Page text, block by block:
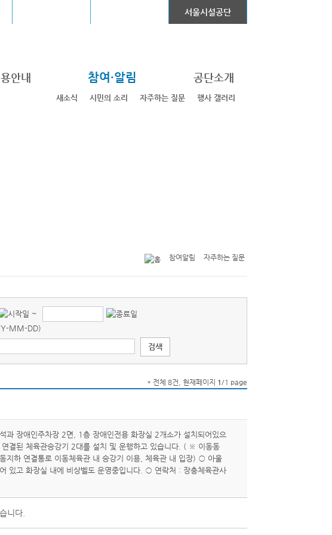
서울시설공단
안내 참여·알림
새소식 시민의 소리 자주하는 질문 행사 갤러리
공단소개
참여알림 자주하는 질문
~
MM-DD)
* 전체 8건, 현재페이지 1/1 page
장애인주차장 2면, 1층 장애인전용 화장실 2개소가 설치되어있으
결된 체육관승강기 2대를 설치 및 운행하고 있습니다. ( ※ 이동동
지하 연결통로 이동체육관 내 승강기 이용, 체육관 내 입장) ○ 아울
있고 화장실 내에 비상벨도 운영중입니다. ○ 연락처 : 장충체육관사
니다.